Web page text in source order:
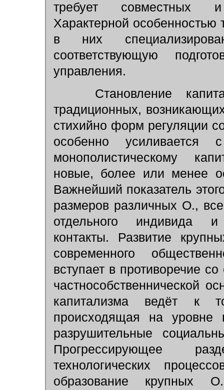
требует совместных и
Характерной особенностью
в них
соответствующую
управления.
Становление
традиционных,
стихийно форм регуляции
особенно усиливается
монополистическому
новые, более или менее
Важнейший показатель
размеров различных О.,
отдельного индивида
контакты. Развитие
современного
вступает в противоречие
частнособственнической
капитализма ведёт к
происходящая на уровне
разрушительные
Прогрессирующее
технологических
образование